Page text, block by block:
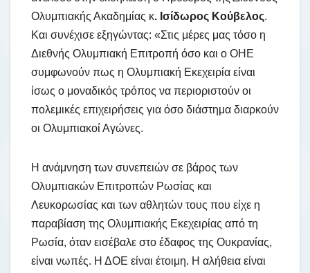
Ολυμπιακής Ακαδημίας κ. Ισίδωρος Κούβελος.
Και συνέχισε εξηγώντας: «Στις μέρες μας τόσο η
Διεθνής Ολυμπιακή Επιτροπή όσο και ο ΟΗΕ
συμφωνούν πως η Ολυμπιακή Εκεχειρία είναι
ίσως ο μοναδικός τρόπος να περιοριστούν οι
πολεμικές επιχειρήσεις για όσο διάστημα διαρκούν
οι Ολυμπιακοί Αγώνες.
Η ανάμνηση των συνεπειών σε βάρος των
Ολυμπιακών Επιτροπών Ρωσίας και
Λευκορωσίας και των αθλητών τους που είχε η
παραβίαση της Ολυμπιακής Εκεχειρίας από τη
Ρωσία, όταν εισέβαλε στο έδαφος της Ουκρανίας,
είναι νωπές. Η ΔΟΕ είναι έτοιμη. Η αλήθεια είναι